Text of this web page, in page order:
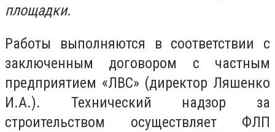
площадки.
Работы выполняются в соответствии с
заключенным договором с частным
предприятием «ЛВС» (директор Ляшенко
И.А.). Технический надзор за
строительством осуществляет ФЛП